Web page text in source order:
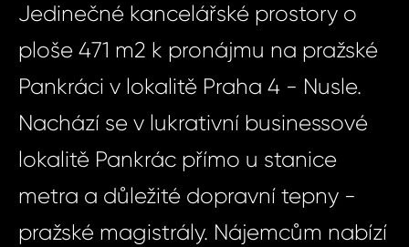
Jedinečné kancelářské prostory o
ploše 471 m2 k pronájmu na pražské
Pankráci v lokalitě Praha 4 - Nusle.
Nachází se v lukrativní businessové
lokalitě Pankrác přímo u stanice
metra a důležité dopravní tepny -
pražské magistrály. Nájemcům nabízí